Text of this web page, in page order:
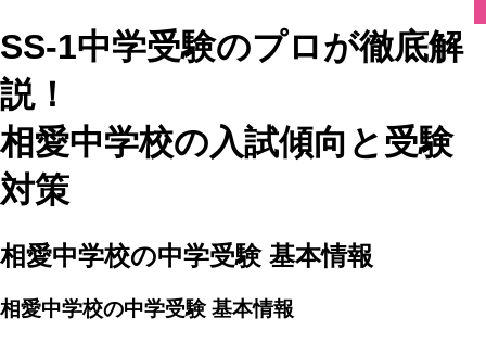
SS-1中学受験のプロが徹底解
説！
相愛中学校の入試傾向と受験
対策
相愛中学校の中学受験 基本情報
相愛中学校の中学受験 基本情報